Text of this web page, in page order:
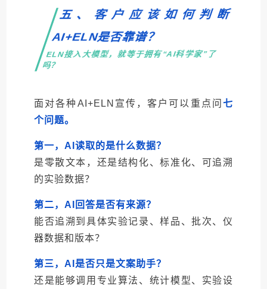
五、客户应该如何判断
AI+ELN是否靠谱？
ELN接入大模型，就等于拥有“AI科学家”了
吗？
面对各种AI+ELN宣传，客户可以重点问 七
个问题。
第一，AI读取的是什么数据？
是零散文本，还是结构化、标准化、可追溯
的实验数据？
第二，AI回答是否有来源？
能否追溯到具体实验记录、样品、批次、仪
器数据和版本？
第三，AI是否只是文案助手？
还是能够调用专业算法、统计模型、实验设